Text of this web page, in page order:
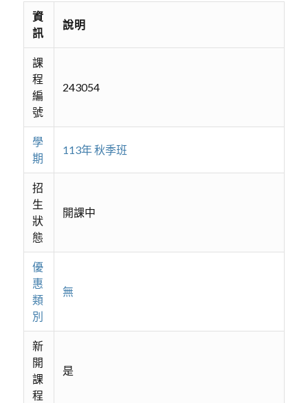
資
訊
說明
課
程
編
號
243054
學
期
113年 秋季班
招
生
狀
態
開課中
優
惠
類
別
無
新
開
課
程
是